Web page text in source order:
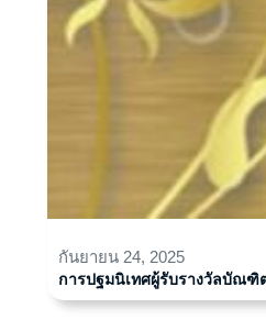
กันยายน 24, 2025
การปฐมนิเทศผู้รับรางวัลบัณฑิ